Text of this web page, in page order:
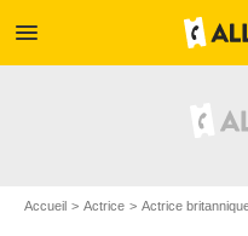
menu
Accueil Actrice Actrice